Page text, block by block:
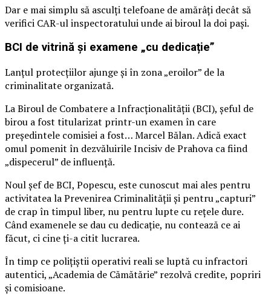
Dar e mai simplu să asculți telefoane de amărâți decât să
verifici CAR-ul inspectoratului unde ai biroul la doi pași.
BCI de vitrină și examene „cu dedicație”
Lanțul protecțiilor ajunge și în zona „eroilor” de la
criminalitate organizată.
La Biroul de Combatere a Infracționalității (BCI), șeful de
birou a fost titularizat printr-un examen în care
președintele comisiei a fost… Marcel Bălan. Adică exact
omul pomenit în dezvăluirile Incisiv de Prahova ca fiind
„dispecerul” de influență.
Noul șef de BCI, Popescu, este cunoscut mai ales pentru
activitatea la Prevenirea Criminalității și pentru „capturi”
de crap în timpul liber, nu pentru lupte cu rețele dure.
Când examenele se dau cu dedicație, nu contează ce ai
făcut, ci cine ți-a citit lucrarea.
În timp ce polițiștii operativi reali se luptă cu infractori
autentici, „Academia de Cămătărie” rezolvă credite, popriri
și comisioane.